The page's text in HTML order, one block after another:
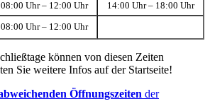
08:00 Uhr – 12:00 Uhr 14:00 Uhr – 18:00 Uhr
08:00 Uhr – 12:00 Uhr
können von diesen Zeiten
Sie weitere Infos auf der Startseite!
Öffnungszeiten der